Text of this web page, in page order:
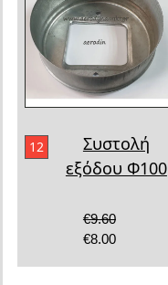
12
Συστολή
εξόδου Φ100
€9.60
€8.00